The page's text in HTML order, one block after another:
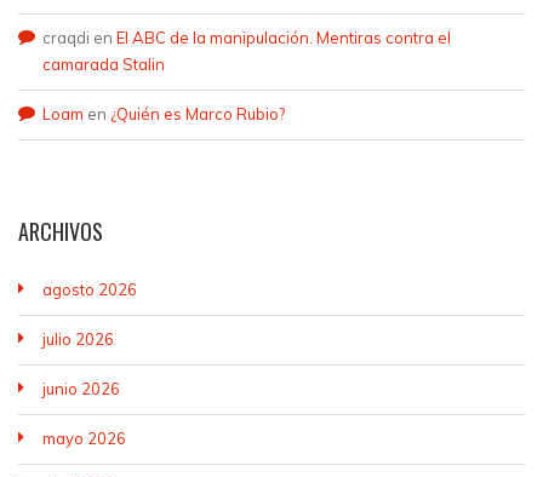
craqdi en El ABC de la manipulación. Mentiras contra el
camarada Stalin
Loam en ¿Quién es Marco Rubio?
ARCHIVOS
agosto 2026
julio 2026
junio 2026
mayo 2026